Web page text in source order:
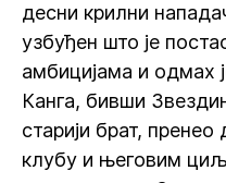
десни крилни
узбуђен што је
амбицијама и одмах
Канга, бивши
старији брат,
клубу и његовим